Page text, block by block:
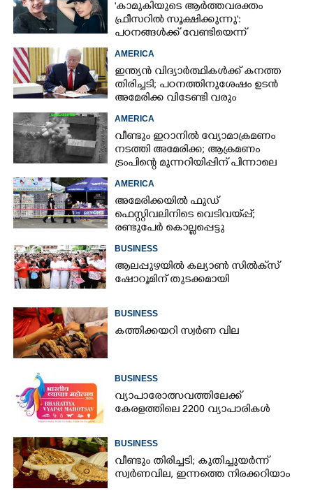
'കാമുകിയുടെ ആർത്തവരക്തം
ഫ്രീസറിൽ സൂക്ഷിക്കുന്നു':
പഠനങ്ങൾക്ക് വേണ്ടിയെന്ന്
വിശദീകരണം,​ ചർച്ചയായി ബ്രയാൻ
ജോൺസന്റെ പോസ്റ്റ്
AMERICA
ഇന്ത്യൻ വിദ്യാർത്ഥികൾക്ക് കനത്ത
തിരിച്ചടി; പഠനത്തിനുശേഷം ഉടൻ
അമേരിക്ക വിടേണ്ടി വരും
AMERICA
വീണ്ടും ഇറാനിൽ വ്യോമാക്രമണം
നടത്തി അമേരിക്ക; ആക്രമണം
ട്രംപിന്റെ മുന്നറിയിപ്പിന് പിന്നാലെ
AMERICA
അമേരിക്കയിൽ ഫുഡ്
ഫെസ്റ്റിവലിനിടെ വെടിവയ്‌പ്പ്;
രണ്ടുപേർ കൊല്ലപ്പെട്ടു
BUSINESS
ആലപ്പുഴയിൽ കല്യാൺ സിൽക്‌സ്
ഷോറൂമിന് തുടക്കമായി
BUSINESS
കത്തിക്കയറി സ്വർണ വില
BUSINESS
വ്യാപാരോത്സവത്തിലേക്ക്
കേരളത്തിലെ 2200 വ്യാപാരികൾ
BUSINESS
വീണ്ടും തിരിച്ചടി; കുതിച്ചുയർന്ന്
സ്വർണവില, ഇന്നത്തെ നിരക്കറിയാം